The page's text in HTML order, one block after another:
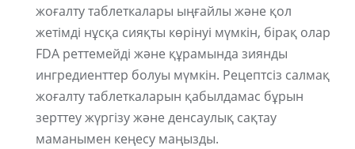
жоғалту таблеткалары ыңғайлы және қол
жетімді нұсқа сияқты көрінуі мүмкін, бірақ олар
FDA реттемейді және құрамында зиянды
ингредиенттер болуы мүмкін. Рецептсіз салмақ
жоғалту таблеткаларын қабылдамас бұрын
зерттеу жүргізу және денсаулық сақтау
маманымен кеңесу маңызды.